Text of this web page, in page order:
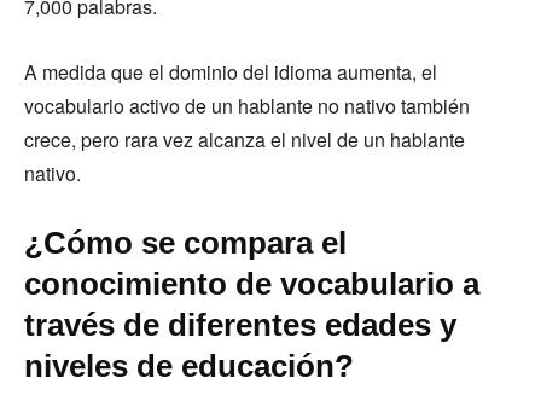
7,000 palabras.
A medida que el dominio del idioma aumenta, el
vocabulario activo de un hablante no nativo también
crece, pero rara vez alcanza el nivel de un hablante
nativo.
¿Cómo se compara el
conocimiento de vocabulario a
través de diferentes edades y
niveles de educación?